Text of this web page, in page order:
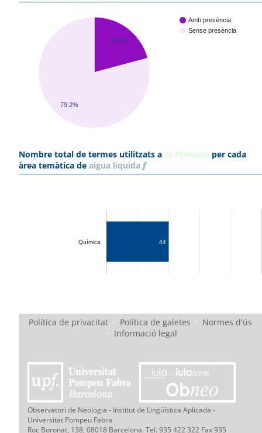
Amb presència
Sense presència
20.8%
79.2%
Nombre total de termes utilitzats a 1r Primària per cada
àrea temàtica de aigua líquida f
Química 44
Política de privacitat · Política de galetes · Normes d'ús
· Informació legal
Observatori de Neologia - Institut de Lingüística Aplicada -
Universitat Pompeu Fabra
Roc Boronat, 138, 08018 Barcelona. Tel. 935 422 322 Fax 935